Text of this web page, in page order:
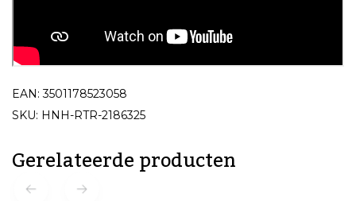
EAN: 3501178523058
SKU: HNH-RTR-2186325
Gerelateerde producten